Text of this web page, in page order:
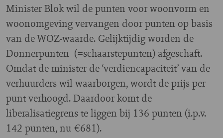
Minister Blok wil de punten voor woonvorm en
woonomgeving vervangen door punten op basis
van de WOZ-waarde. Gelijktijdig worden de
Donnerpunten (=schaarstepunten) afgeschaft.
Omdat de minister de ‘verdiencapaciteit’ van de
verhuurders wil waarborgen, wordt de prijs per
punt verhoogd. Daardoor komt de
liberalisatiegrens te liggen bij 136 punten (i.p.v.
142 punten, nu €681).